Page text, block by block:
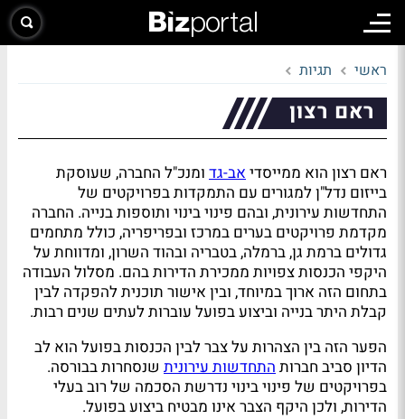
ראשי תגיות
ראם רצון
ראם רצון הוא ממייסדיאב-גד ומנכ"ל החברה, שעוסקת
בייזום נדל"ן למגורים עם התמקדות בפרויקטים של
התחדשות עירונית, ובהם פינוי בינוי ותוספות בנייה. החברה
מקדמת פרויקטים בערים במרכז ובפריפריה, כולל מתחמים
גדולים ברמת גן, ברמלה, בטבריה ובהוד השרון, ומדווחת על
היקפי הכנסות צפויות ממכירת הדירות בהם. מסלול העבודה
בתחום הזה ארוך במיוחד, ובין אישור תוכנית להפקדה לבין
קבלת היתר בנייה וביצוע בפועל עוברות לעתים שנים רבות.
הפער הזה בין הצהרות על צבר לבין הכנסות בפועל הוא לב
הדיון סביב חברותהתחדשות עירונית שנסחרות בבורסה.
בפרויקטים של פינוי בינוי נדרשת הסכמה של רוב בעלי
הדירות, ולכן היקף הצבר אינו מבטיח ביצוע בפועל.